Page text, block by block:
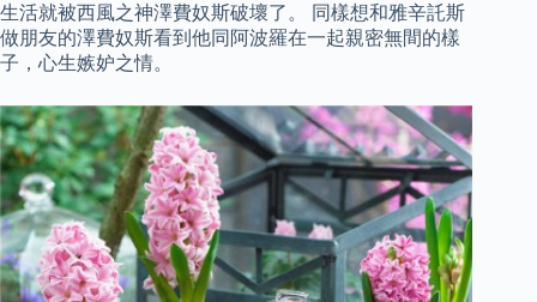
生活就被西風之神澤費奴斯破壞了。 同樣想和雅辛託斯
做朋友的澤費奴斯看到他同阿波羅在一起親密無間的樣
子，心生嫉妒之情。